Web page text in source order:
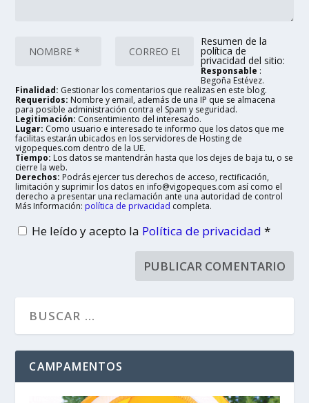
Resumen de la
política de
privacidad del sitio:
Responsable :
Begoña Estévez.
Finalidad: Gestionar los comentarios que realizas en este blog.
Requeridos: Nombre y email, además de una IP que se almacena
para posible administración contra el Spam y seguridad.
Legitimación: Consentimiento del interesado.
Lugar: Como usuario e interesado te informo que los datos que me
facilitas estarán ubicados en los servidores de Hosting de
vigopeques.com dentro de la UE.
Tiempo: Los datos se mantendrán hasta que los dejes de baja tu, o se
cierre la web.
Derechos: Podrás ejercer tus derechos de acceso, rectificación,
limitación y suprimir los datos en info@vigopeques.com así como el
derecho a presentar una reclamación ante una autoridad de control
Más Información: política de privacidad completa.
He leído y acepto la Política de privacidad*
CAMPAMENTOS